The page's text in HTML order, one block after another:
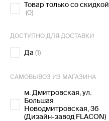
Товар только со скидкой
(0)
ДОСТУПНО ДЛЯ ДОСТАВКИ
Да (1)
САМОВЫВОЗ ИЗ МАГАЗИНА
м. Дмитровская, ул.
Большая
Новодмитровская, 36
(Дизайн-завод FLACON)